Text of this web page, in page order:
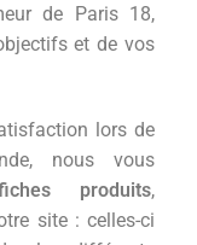
de Paris 18,
et de vos
lors de
nous vous
produits,
site : celles-ci